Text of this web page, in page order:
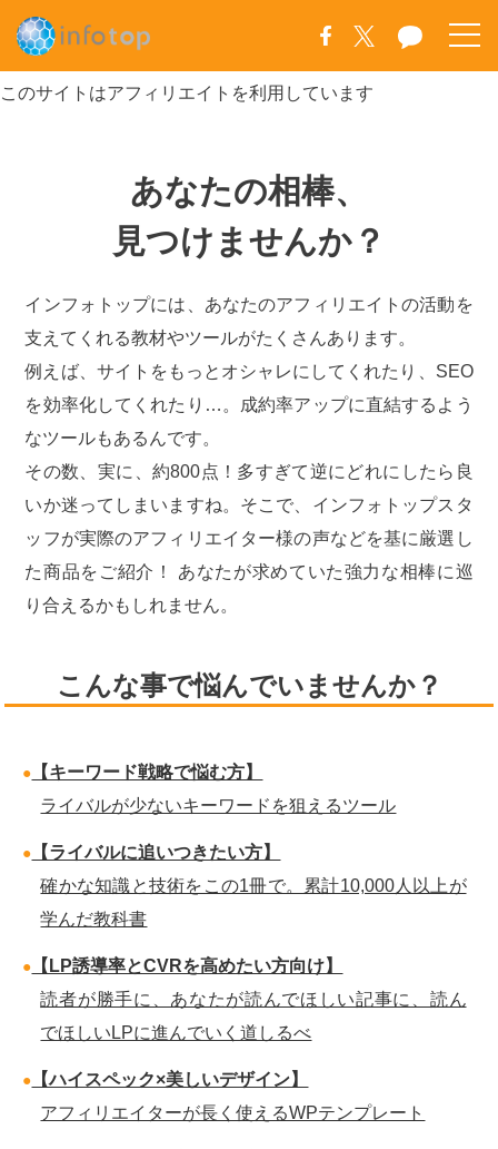
このサイトはアフィリエイトを利用しています
あなたの相棒、
見つけませんか？
インフォトップには、あなたのアフィリエイトの活動を
支えてくれる教材やツールがたくさんあります。
例えば、サイトをもっとオシャレにしてくれたり、SEO
を効率化してくれたり…。成約率アップに直結するよう
なツールもあるんです。
その数、実に、約800点！多すぎて逆にどれにしたら良
いか迷ってしまいますね。そこで、インフォトップスタ
ッフが実際のアフィリエイター様の声などを基に厳選し
た商品をご紹介！ あなたが求めていた強力な相棒に巡
り合えるかもしれません。
こんな事で悩んでいませんか？
【キーワード戦略で悩む方】
ライバルが少ないキーワードを狙えるツール
【ライバルに追いつきたい方】
確かな知識と技術をこの1冊で。累計10,000人以上が
学んだ教科書
【LP誘導率とCVRを高めたい方向け】
読者が勝手に、あなたが読んでほしい記事に、読ん
でほしいLPに進んでいく道しるべ
【ハイスペック×美しいデザイン】
アフィリエイターが長く使えるWPテンプレート